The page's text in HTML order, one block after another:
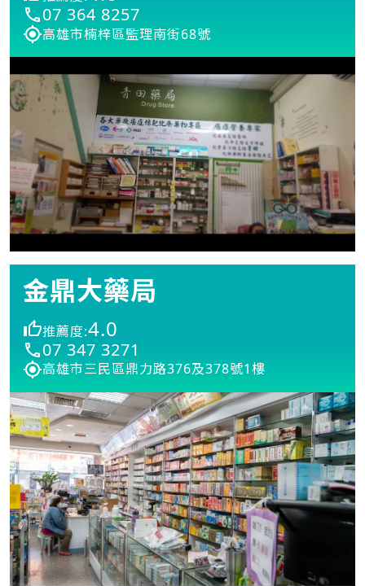
07 364 8257
高雄市楠梓區監理南街68號
金鼎大藥局
推薦度:4.0
07 347 3271
高雄市三民區鼎力路376及378號1樓